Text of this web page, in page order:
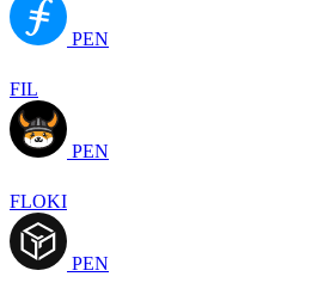
PEN
FIL
PEN
FLOKI
PEN